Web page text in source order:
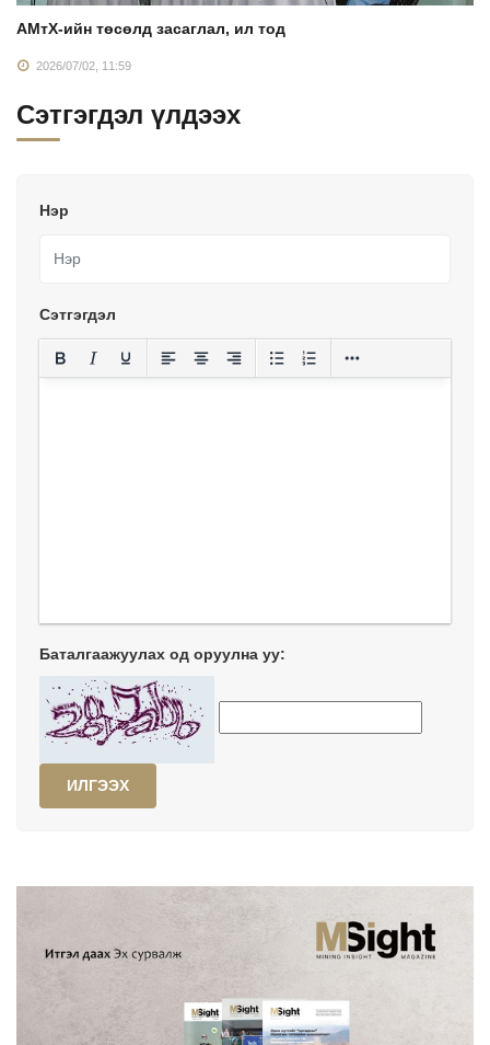
АМтХ-ийн төсөлд засаглал, ил тод
2026/07/02, 11:59
Сэтгэгдэл үлдээх
Нэр
Сэтгэгдэл
Баталгаажуулах од оруулна уу:
ИЛГЭЭХ